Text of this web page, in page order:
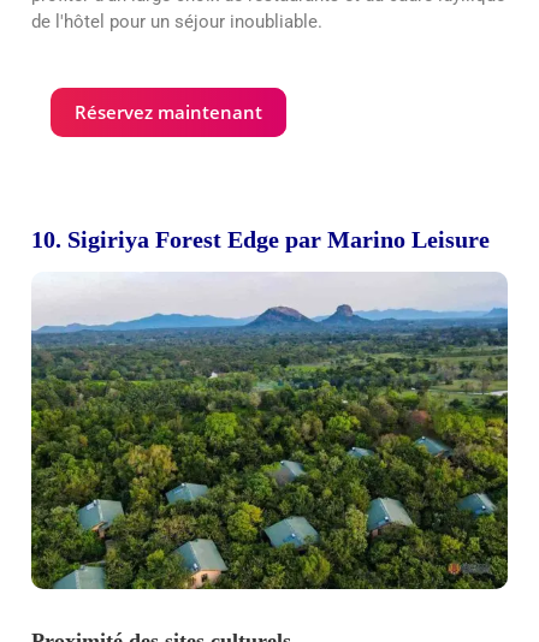
de l'hôtel pour un séjour inoubliable.
Réservez maintenant
10. Sigiriya Forest Edge par Marino Leisure